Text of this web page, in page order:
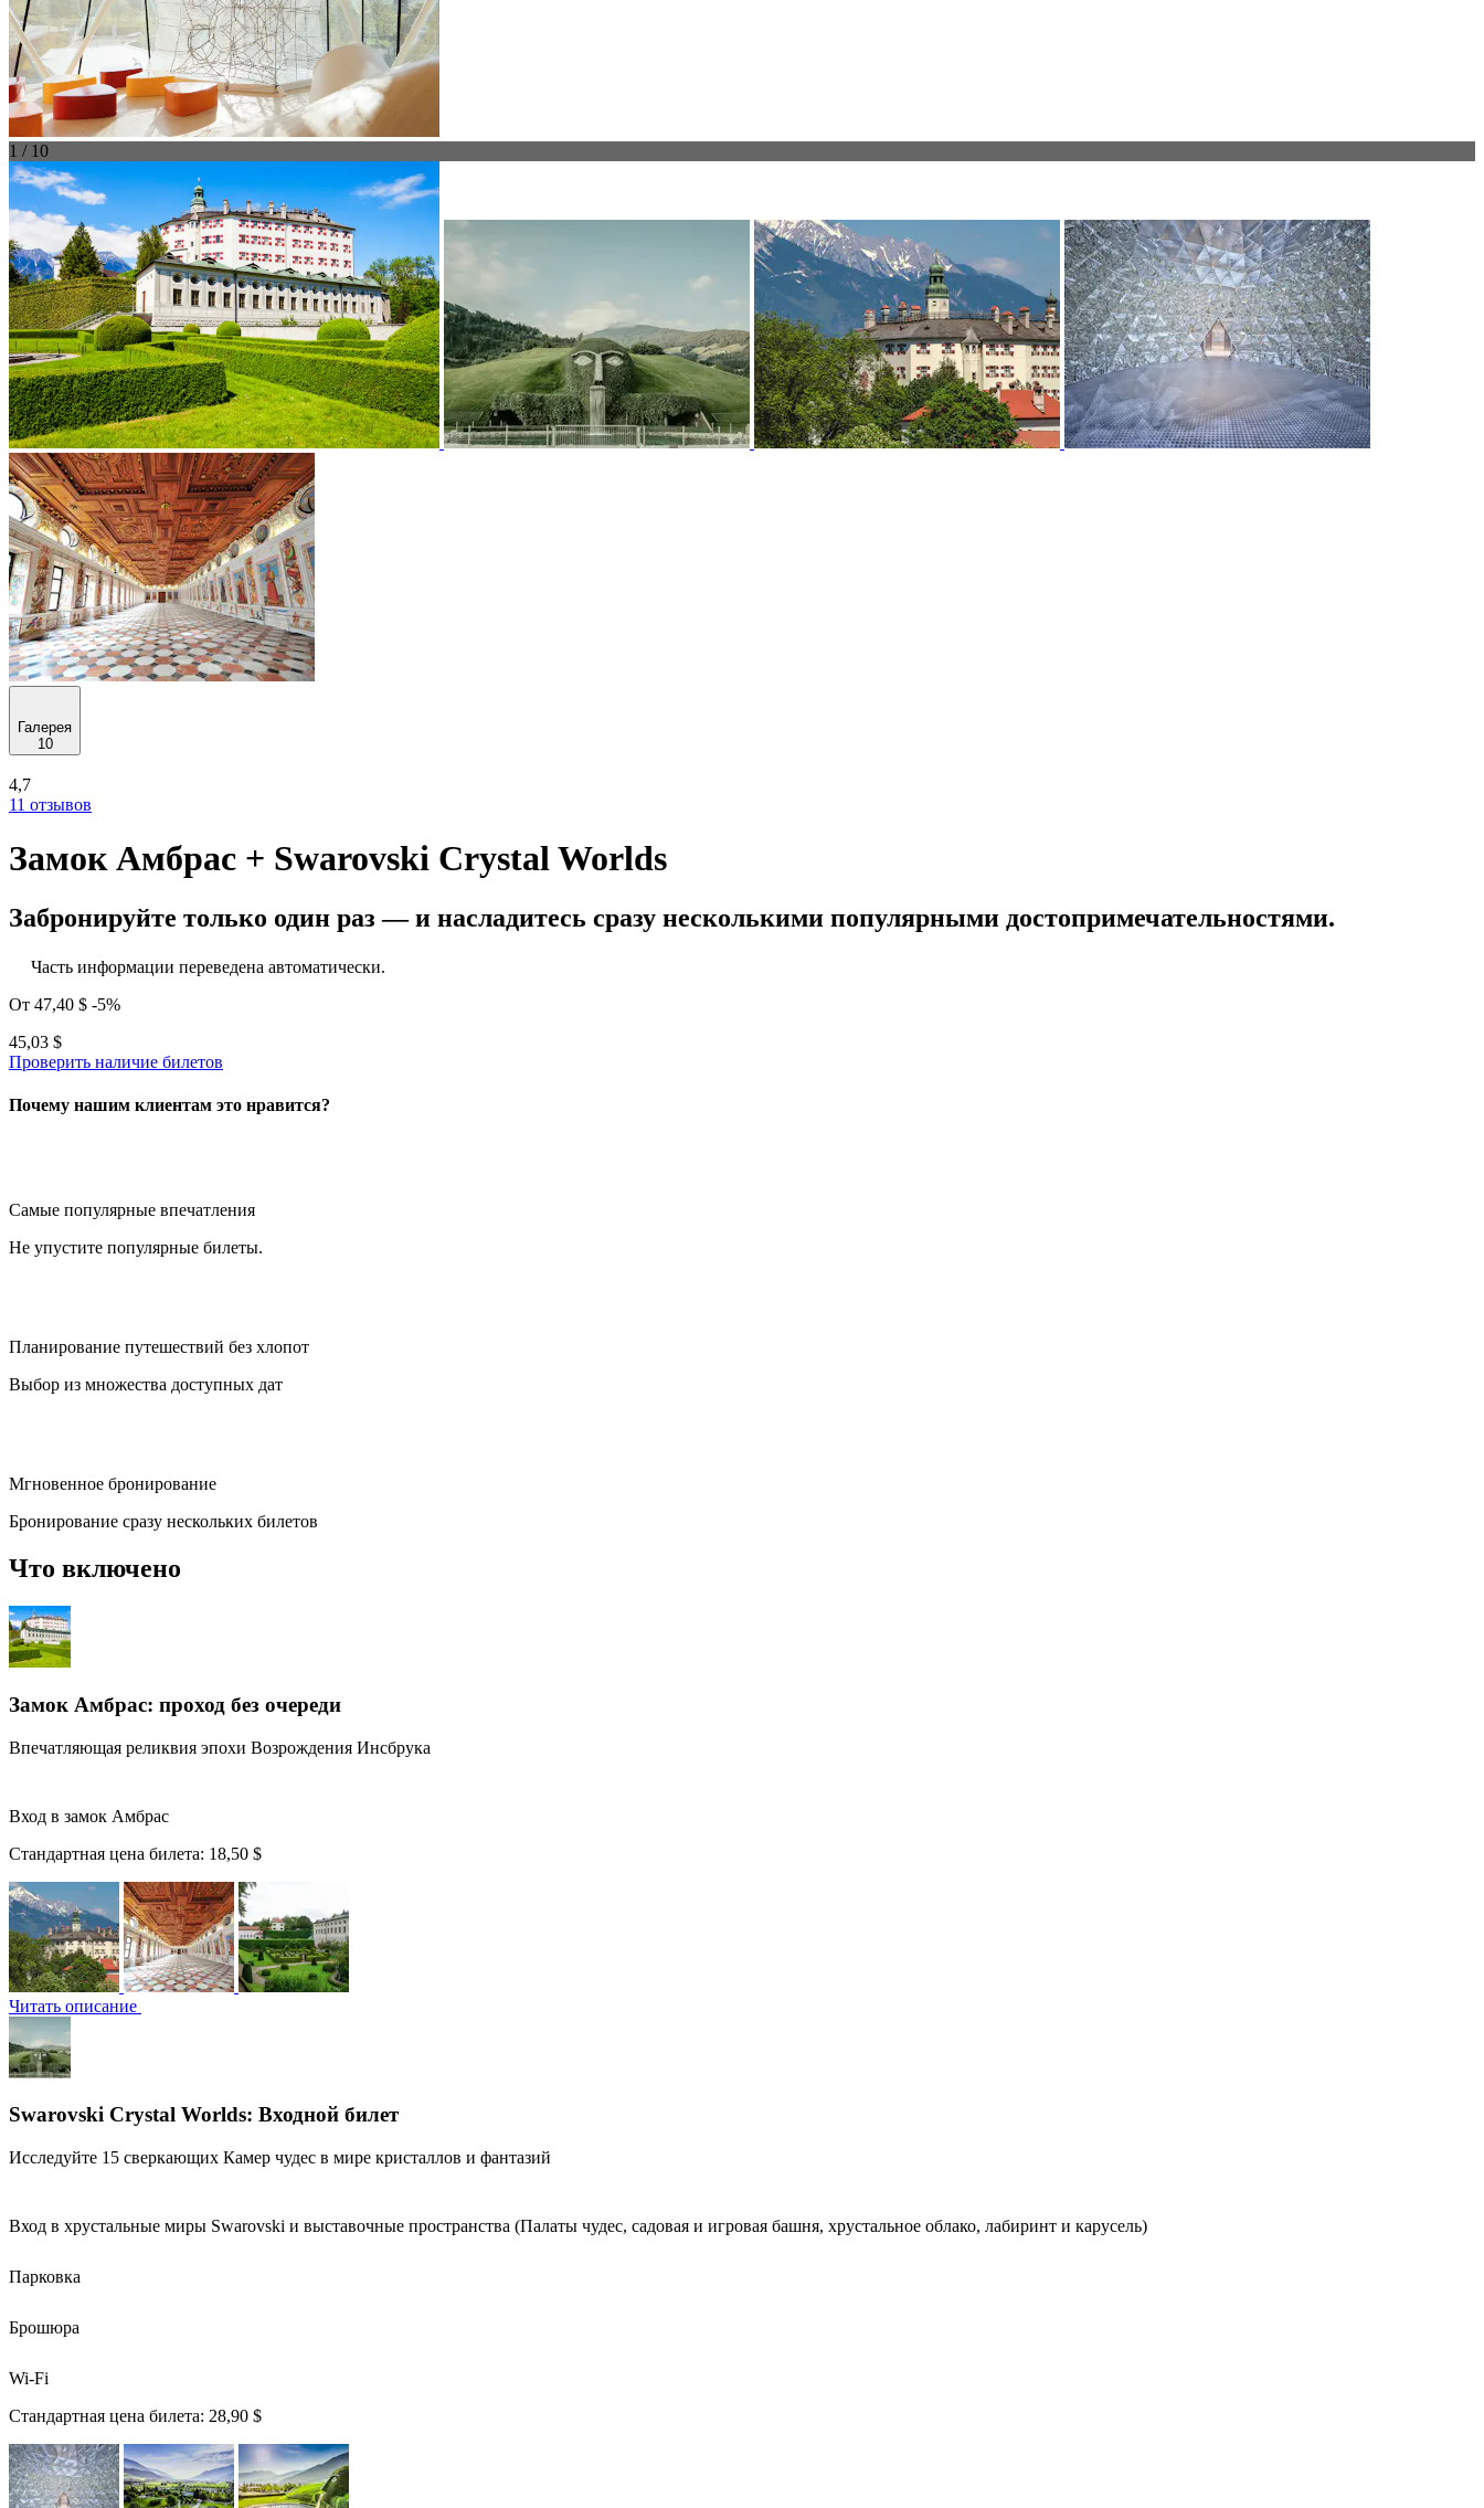
1 / 10
Галерея
10
4,7
11 отзывов
Замок Амбрас + Swarovski Crystal Worlds
Забронируйте только один раз — и насладитесь сразу несколькими популярными достопримечательностями.
Часть информации переведена автоматически.
От 47,40 $ -5%
45,03 $
Проверить наличие билетов
Почему нашим клиентам это нравится?
Самые популярные впечатления
Не упустите популярные билеты.
Планирование путешествий без хлопот
Выбор из множества доступных дат
Мгновенное бронирование
Бронирование сразу нескольких билетов
Что включено
Замок Амбрас: проход без очереди
Впечатляющая реликвия эпохи Возрождения Инсбрука
Вход в замок Амбрас
Стандартная цена билета: 18,50 $
Читать описание
Swarovski Crystal Worlds: Входной билет
Исследуйте 15 сверкающих Камер чудес в мире кристаллов и фантазий
Вход в хрустальные миры Swarovski и выставочные пространства (Палаты чудес, садовая и игровая башня, хрустальное облако, лабиринт и карусель)
Парковка
Брошюра
Wi-Fi
Стандартная цена билета: 28,90 $